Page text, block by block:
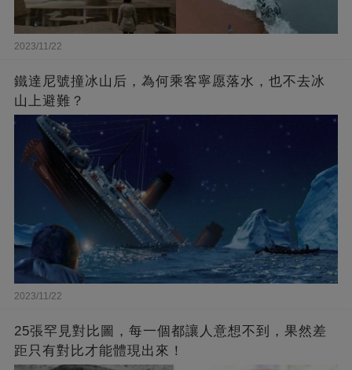
2023/11/22
鐵達尼號撞冰山后，為何乘客寧愿落水，也不去冰
山上避難？
2023/11/22
25張罕見對比圖，每一個都讓人意想不到，果然差
距只有對比才能體現出來！